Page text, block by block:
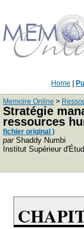
Home
Memoire Online >
Stratégie
ressources
fichier original )
parShaddy Numbi
Institut Supérieur